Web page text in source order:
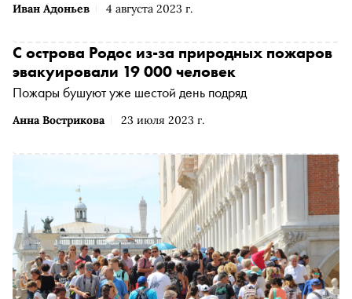
Иван Адоньев 4 августа 2023 г.
Анна Вострикова 23 июля 2023 г.
С острова Родос из-за природных пожаров
эвакуировали 19 000 человек
Пожары бушуют уже шестой день подряд